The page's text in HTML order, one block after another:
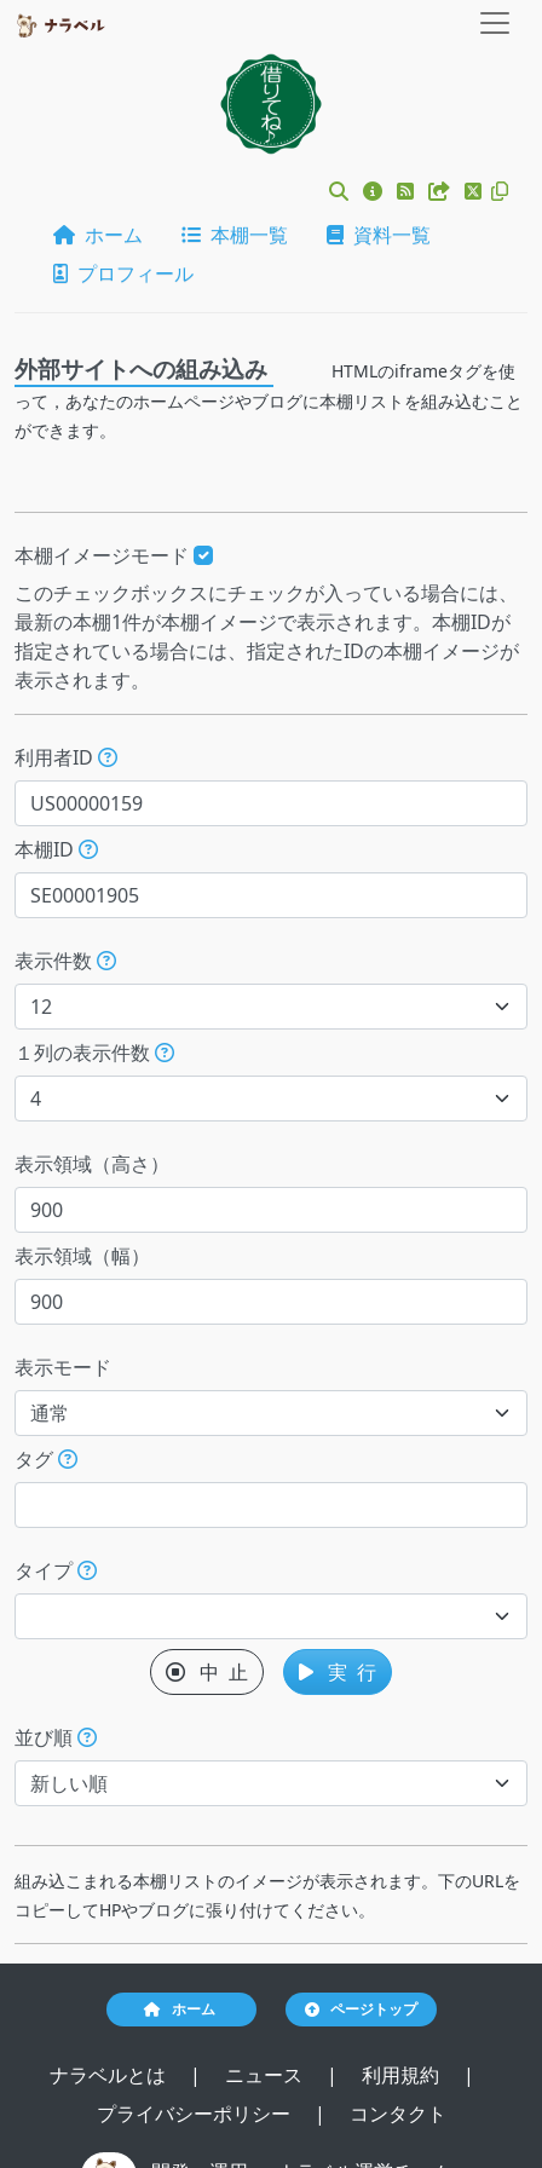
ホーム 本棚一覧
資料一覧
プロフィール
外部サイトへの組み込み
HTMLのiframeタグを使
って，あなたのホームページやブログに本棚リストを組み込むこと
ができます。
本棚イメージモード
このチェックボックスにチェックが入っている場合には、
最新の本棚1件が本棚イメージで表示されます。本棚IDが
指定されている場合には、指定されたIDの本棚イメージが
表示されます。
利用者ID
本棚ID
表示件数
１列の表示件数
表示領域（高さ）
表示領域（幅）
表示モード
タグ
タイプ
中 止 実 行
並び順
組み込こまれる本棚リストのイメージが表示されます。下のURLを
コピーしてHPやブログに張り付けてください。
ホーム ページトップ
ナラベルとは | ニュース | 利用規約
|
プライバシーポリシー
| コンタクト